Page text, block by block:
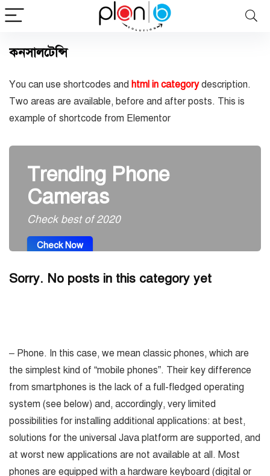
কনসালটেন্সি
You can use shortcodes and html in categorydescription.
Two areas are available, before and after posts. This is
example of shortcode from Elementor
Trending Phone
Cameras
Check best of 2020
Check Now
Sorry. No posts in this category yet
– Phone. In this case, we mean classic phones, which are
the simplest kind of “mobile phones”. Their key difference
from smartphones is the lack of a full-fledged operating
system (see below) and, accordingly, very limited
possibilities for installing additional applications: at best,
solutions for the universal Java platform are supported, and
at worst new applications are not available at all. Most
phones are equipped with a hardware keyboard (digital or